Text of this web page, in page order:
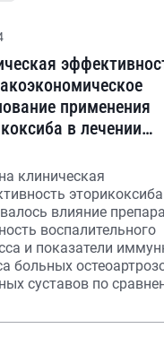
применения
в лечении
клиническая
влияние
воспалительного
и показатели
больных
суставов по
противовос